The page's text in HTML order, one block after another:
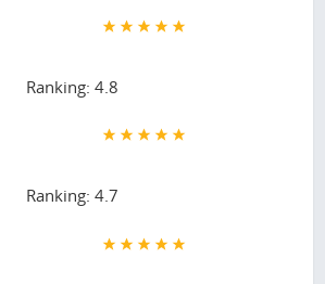
Ranking: 4.8
Ranking: 4.7